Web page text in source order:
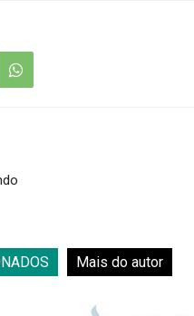
Mais do autor